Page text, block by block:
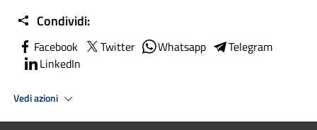
Condividi:
Facebook Twitter Whatsapp
Telegram
LinkedIn
Vedi azioni